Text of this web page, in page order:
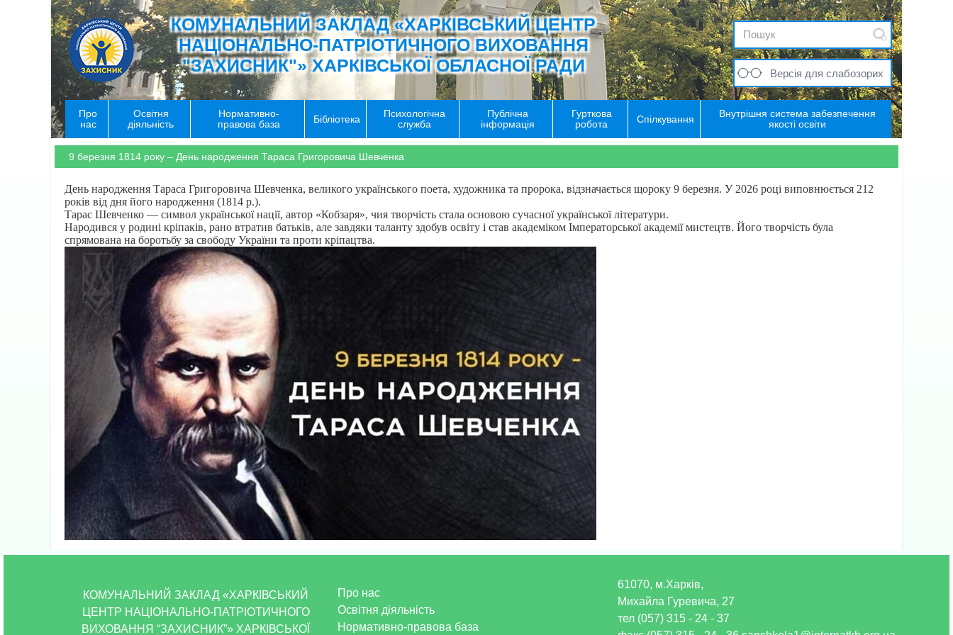
КОМУНАЛЬНИЙ ЗАКЛАД «ХАРКІВСЬКИЙ ЦЕНТР
НАЦІОНАЛЬНО-ПАТРІОТИЧНОГО ВИХОВАННЯ
"ЗАХИСНИК"» ХАРКІВСЬКОЇ ОБЛАСНОЇ РАДИ
Версія для слабозорих
Про
нас
Освітня
діяльність
Нормативно-
правова база
Бібліотека
Психологічна
служба
Публічна
інформація
Гурткова
робота
Спілкування
Внутрішня система забезпечення
якості освіти
9 березня 1814 року – День народження Тараса Григоровича Шевченка
День народження Тараса Григоровича Шевченка, великого українського поета, художника та пророка, відзначається щороку 9 березня. У 2026 році виповнюється 212
років від дня його народження (1814 р.).
Тарас Шевченко — символ української нації, автор «Кобзаря», чия творчість стала основою сучасної української літератури.
Народився у родині кріпаків, рано втратив батьків, але завдяки таланту здобув освіту і став академіком Імператорської академії мистецтв. Його творчість була
спрямована на боротьбу за свободу України та проти кріпацтва.
КОМУНАЛЬНИЙ ЗАКЛАД «ХАРКІВСЬКИЙ
ЦЕНТР НАЦІОНАЛЬНО-ПАТРІОТИЧНОГО
ВИХОВАННЯ “ЗАХИСНИК”» ХАРКІВСЬКОЇ
Про нас
Освітня діяльність
Нормативно-правова база
61070, м.Харків,
Михайла Гуревича, 27
тел (057) 315 - 24 - 37